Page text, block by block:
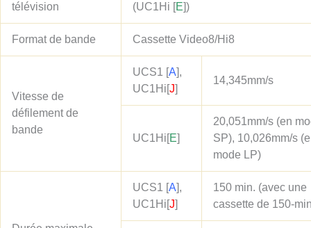
télévision
(UC1Hi [E])
Format de bande Cassette Video8/Hi8
Vitesse de
défilement de
bande
UCS1 [A],
UC1Hi[J]
14,345mm/s
UC1Hi[E]
20,051mm/s (en
SP), 10,026mm/s
mode LP)
UCS1 [A],
UC1Hi[J]
150 min. (avec une
cassette de 150-